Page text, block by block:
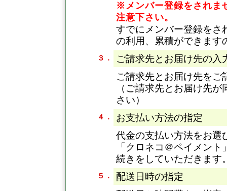
※メンバー登録をされま
注意下さい。
すでにメンバー登録をさ
の利用、累積ができます
３．
ご請求先とお届け先の入
ご請求先とお届け先をご
（ご請求先とお届け先
さい）
４．
お支払い方法の指定
代金の支払い方法をお選
「クロネコ＠ペイメント
続きをしていただきます
５．
配送日時の指定